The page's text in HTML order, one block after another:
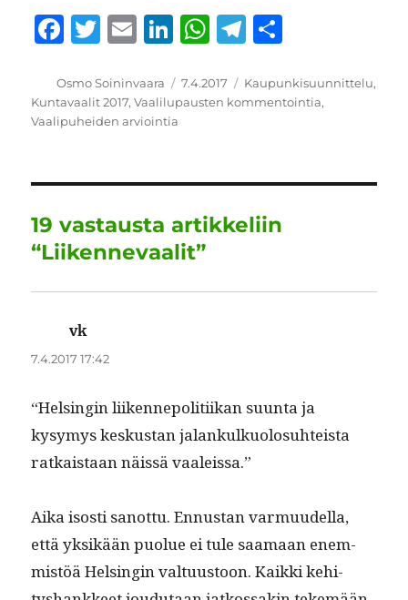
F
c
e
o
k
T
it
te
E
ai
l
Li
k
e
I
W
at
s
p
T
e
g
a
a
re
Kirjoittaja
Osmo Soininvaara Julkaistu
7.4.2017 Kategoriat
Kaupunkisuunnittelu,
Kuntavaalit 2017,Vaalilupausten kommentointia,
Vaalipuheiden arviointia
19 vastausta artikkeliin
“Liikennevaalit”
vk
7.4.2017 17:42
“Helsin­gin liiken­nepoli­ti­ikan suun­ta ja
kysymys keskus­tan jalankulkuolo­suhteista
ratkaistaan näis­sä vaaleissa.”
Aika isosti san­ot­tu. Ennus­tan var­muudel­la,
että yksikään puolue ei tule saa­maan enem­
mistöä Helsin­gin val­tu­us­toon. Kaik­ki kehi­